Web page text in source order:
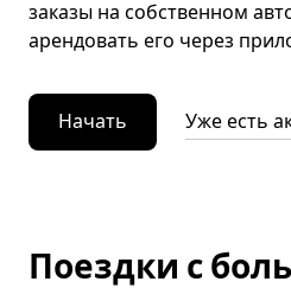
заказы на собственном
арендовать его через
Начать Уже есть
Поездки с